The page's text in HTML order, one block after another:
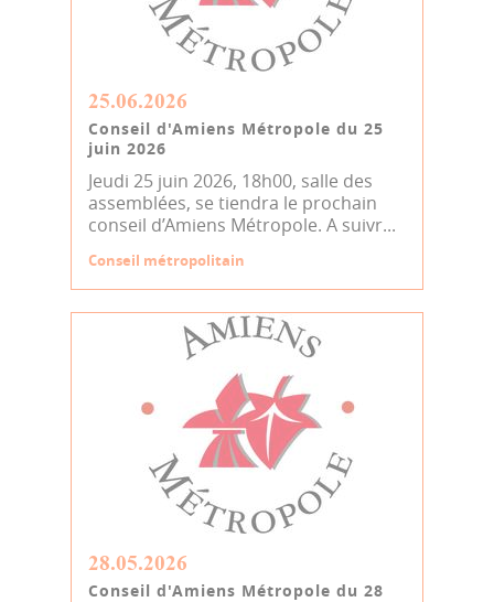
25.06.2026
Conseil d'Amiens Métropole du 25
juin 2026
Jeudi 25 juin 2026, 18h00, salle des
assemblées, se tiendra le prochain
conseil d’Amiens Métropole. A suivr...
Conseil métropolitain
28.05.2026
Conseil d'Amiens Métropole du 28